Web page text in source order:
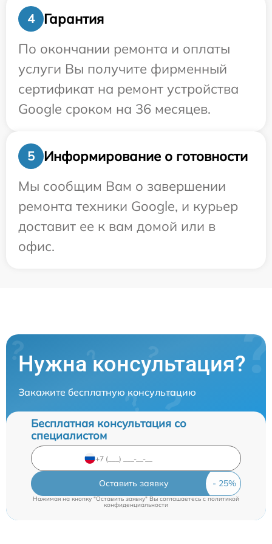
4
Гарантия
По окончании ремонта и оплаты
услуги Вы получите фирменный
сертификат на ремонт устройства
Google сроком на 36 месяцев.
5
Информирование о готовности
Мы сообщим Вам о завершении
ремонта техники Google, и курьер
доставит ее к вам домой или в
офис.
Нужна консультация?
Закажите бесплатную консультацию
Бесплатная консультация со
специалистом
Оставить заявку
Нажимая на кнопку "Оставить заявку" Вы соглашаетесь c политикой
конфиденциальности